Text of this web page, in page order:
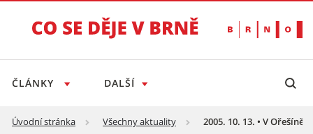
ČLÁNKY DALŠÍ
Úvodní stránka Všechny aktuality 2005. 10. 13. • V Ořešíně